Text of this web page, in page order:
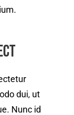
dui, ut
Nunc id